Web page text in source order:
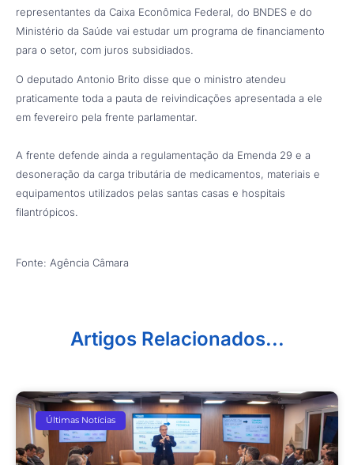
representantes da Caixa Econômica Federal, do BNDES e do
Ministério da Saúde vai estudar um programa de financiamento
para o setor, com juros subsidiados.
O deputado Antonio Brito disse que o ministro atendeu
praticamente toda a pauta de reivindicações apresentada a ele
em fevereiro pela frente parlamentar.
A frente defende ainda a regulamentação da Emenda 29 e a
desoneração da carga tributária de medicamentos, materiais e
equipamentos utilizados pelas santas casas e hospitais
filantrópicos.
Fonte: Agência Câmara
Artigos Relacionados...
Últimas Notícias